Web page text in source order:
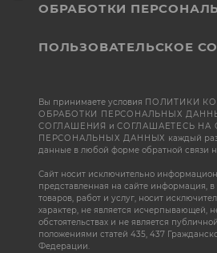
ОБРАБОТКИ
ПОЛЬЗОВАТЕЛЬСКОЕ
Вы принимаете условия ПОЛИТИКИ
ОБРАБОТКИ ПЕРСОНАЛЬНЫХ
СОГЛАШЕНИЯ иСОГЛАШАЕТЕСЬ НА
ПЕРСОНАЛЬНЫХ ДАННЫХ каждый
данные в любой форме обратной связи
Сайт носит исключительно
представленная на сайте информация, в
товаров, работ и услуг, носит
характер, не является исчерпывающей,
обстоятельствах и не является
положениями статей 435, 437
Федерации.